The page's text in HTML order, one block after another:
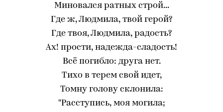
Миновался ратных строй...
Где ж, Людмила, твой герой?
Где твоя, Людмила, радость?
Ах! прости, надежда-сладость!
Всё погибло: друга нет.
Тихо в терем свой идет,
Томну голову склонила:
"Расступись, моя могила;